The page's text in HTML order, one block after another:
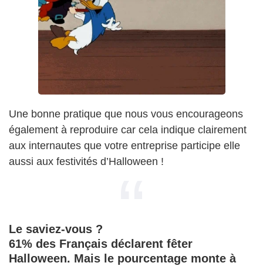
Une bonne pratique que nous vous encourageons
également à reproduire car cela indique clairement
aux internautes que votre entreprise participe elle
aussi aux festivités d’Halloween !
Le saviez-vous ?
61% des Français déclarent fêter
Halloween. Mais le pourcentage monte à